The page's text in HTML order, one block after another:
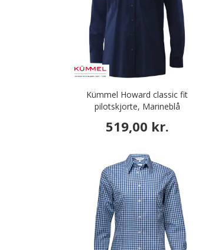
Kümmel Howard classic fit
pilotskjorte, Marineblå
519,00 kr.